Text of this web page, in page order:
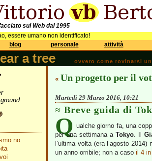
sul Web dal 1995
essere umano non identificato!
blog personale attività
a tree ovvero come rovinarsi
no
« Un progetto per il
Martedì 29 Marzo 2016, 10:21
Breve guida di
Q ualche giorno fa, una
per una settimana aTokyo. Il
l’ultima volta (era l’agosto
un anno orribile; non a caso il 4